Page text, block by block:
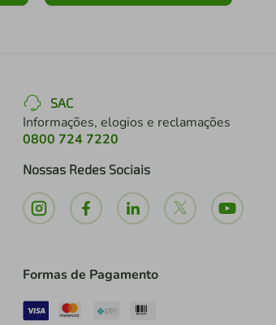
SAC
Informações, elogios e reclamações
0800 724 7220
Nossas Redes Sociais
Formas de Pagamento